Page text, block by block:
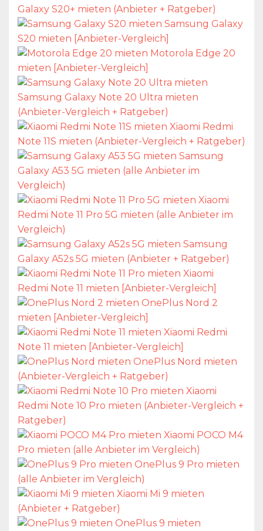
Galaxy S20+ mieten (Anbieter + Ratgeber)
Samsung Galaxy
S20 mieten [Anbieter-Vergleich]
Motorola Edge 20
mieten [Anbieter-Vergleich]
Samsung Galaxy Note 20 Ultra mieten
(Anbieter-Vergleich + Ratgeber)
Xiaomi Redmi
Note 11S mieten (Anbieter-Vergleich + Ratgeber)
Samsung
Galaxy A53 5G mieten (alle Anbieter im
Vergleich)
Xiaomi
Redmi Note 11 Pro 5G mieten (alle Anbieter im
Vergleich)
Samsung
Galaxy A52s 5G mieten (Anbieter + Ratgeber)
Xiaomi
Redmi Note 11 mieten [Anbieter-Vergleich]
OnePlus Nord 2
mieten [Anbieter-Vergleich]
Xiaomi Redmi
Note 11 mieten [Anbieter-Vergleich]
OnePlus Nord mieten
(Anbieter-Vergleich + Ratgeber)
Xiaomi
Redmi Note 10 Pro mieten (Anbieter-Vergleich +
Ratgeber)
Xiaomi POCO M4
Pro mieten (alle Anbieter im Vergleich)
OnePlus 9 Pro mieten
(alle Anbieter im Vergleich)
Xiaomi Mi 9 mieten
(Anbieter + Ratgeber)
OnePlus 9 mieten